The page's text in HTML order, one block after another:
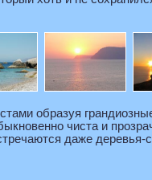
образуя
чиста и
даже